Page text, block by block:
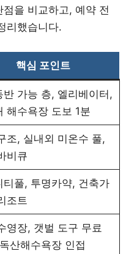
을 비교하고, 예약 전
리했습니다.
핵심 포인트
반 가능 층, 엘리베이터,
해수욕장 도보 1분
조, 실내외 미온수 풀,
비큐
티풀, 투명카약, 건축가
조트
영장, 갯벌 도구 무료
산해수욕장 인접